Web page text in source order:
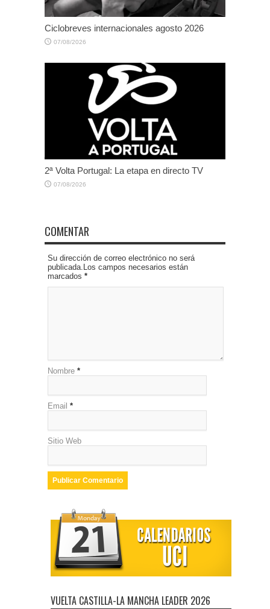
Ciclobreves internacionales agosto 2026
07/08/2026
2ª Volta Portugal: La etapa en directo TV
07/08/2026
COMENTAR
Su dirección de correo electrónico no será
publicada.Los campos necesarios están
marcados *
Nombre *
Email *
Sitio Web
VUELTA CASTILLA-LA MANCHA LEADER 2026